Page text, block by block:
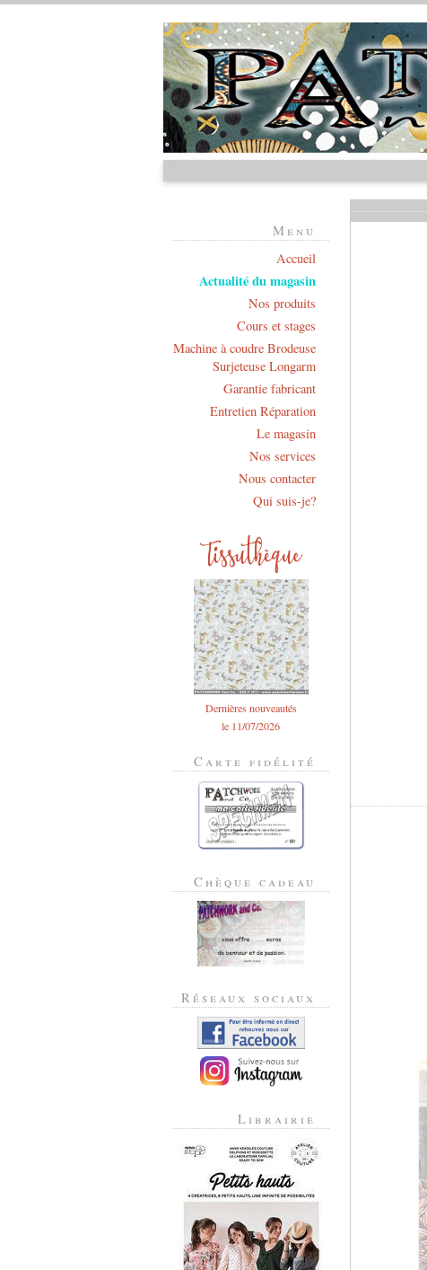
Menu
Accueil
Actualité du magasin
Nos produits
Cours et stages
Machine à coudre Brodeuse
Surjeteuse Longarm
Garantie fabricant
Entretien Réparation
Le magasin
Nos services
Nous contacter
Qui suis-je?
Dernières nouveautés
le 11/07/2026
Carte fidélité
Chèque cadeau
Réseaux sociaux
Librairie